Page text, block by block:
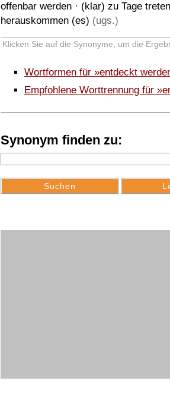
offenbar werden · (klar) zu Tage treten
herauskommen (es) (ugs.)
Klicken Sie auf die Synonyme, um die
Wortformen für »entdeckt
Empfohlene Worttrennung für
Synonym finden zu: